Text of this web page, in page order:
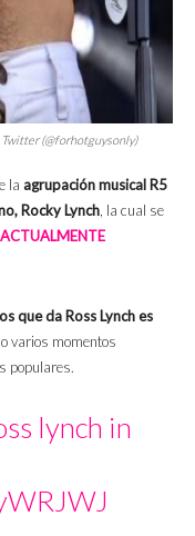
Twitter (@forhotguysonly)
la agrupación musical R5
Rocky Lynch, la cual se
que da Ross Lynch es
varios momentos
populares.
lynch in